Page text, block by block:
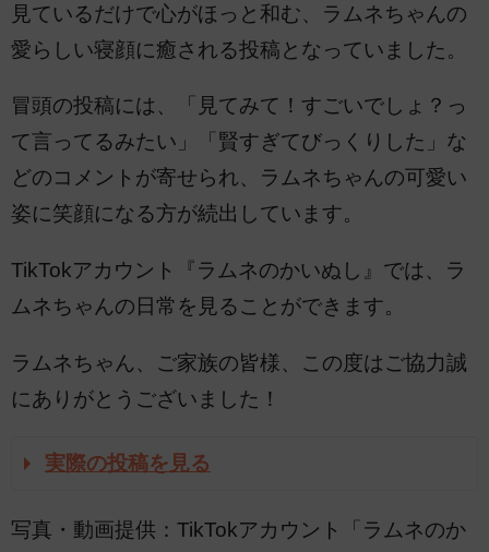
見ているだけで心がほっと和む、ラムネちゃんの
愛らしい寝顔に癒される投稿となっていました。
冒頭の投稿には、「見てみて！すごいでしょ？っ
て言ってるみたい」「賢すぎてびっくりした」な
どのコメントが寄せられ、ラムネちゃんの可愛い
姿に笑顔になる方が続出しています。
TikTokアカウント『ラムネのかいぬし』では、ラ
ムネちゃんの日常を見ることができます。
ラムネちゃん、ご家族の皆様、この度はご協力誠
にありがとうございました！
実際の投稿を見る
写真・動画提供：TikTokアカウント「ラムネのか